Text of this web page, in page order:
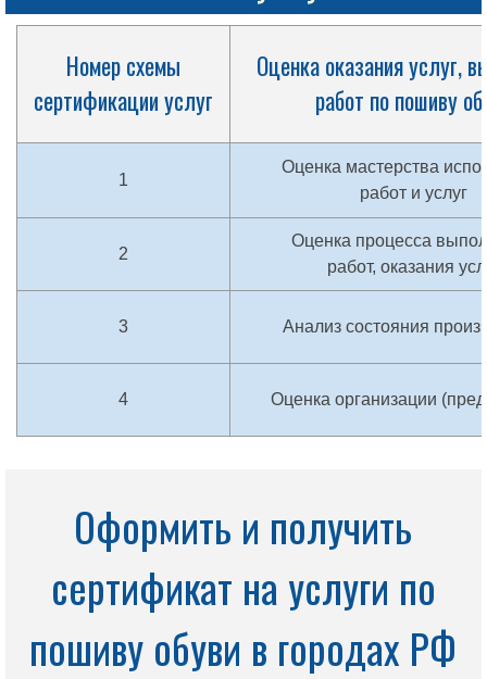
Номер схемы
сертификации услуг
Оценка оказания услуг,
работ по пошиву
1
Оценка мастерства
работ и услуг
2
Оценка процесса
работ, оказания
3 Анализ состояния
4 Оценка организации
Оформить и получить
сертификат на услуги по
пошиву обуви в городах РФ